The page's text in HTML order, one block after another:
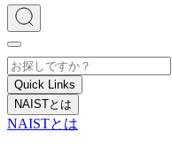
Quick Links
NAISTとは
NAISTとは